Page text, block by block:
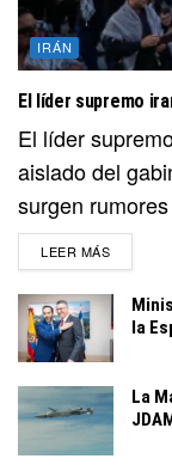
IRÁN
El líder supremo
El líder
aislado del
surgen
LEER MÁSDETAILS
la
La